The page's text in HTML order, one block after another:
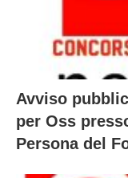
Avviso
per Oss
Persona del